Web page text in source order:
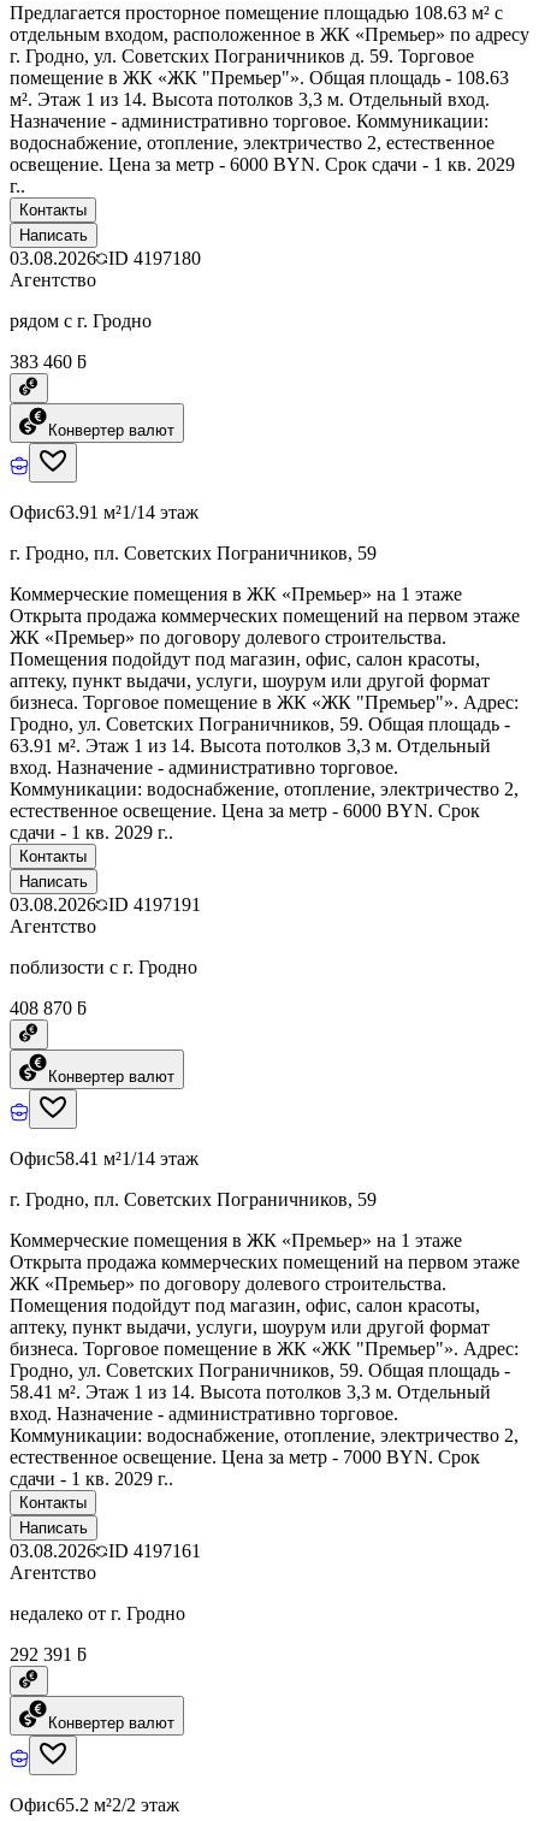
Предлагается просторное помещение площадью 108.63 м² с
отдельным входом, расположенное в ЖК «Премьер» по адресу
г. Гродно, ул. Советских Пограничников д. 59. Торговое
помещение в ЖК «ЖК "Премьер"». Общая площадь - 108.63
м². Этаж 1 из 14. Высота потолков 3,3 м. Отдельный вход.
Назначение - административно торговое. Коммуникации:
водоснабжение, отопление, электричество 2, естественное
освещение. Цена за метр - 6000 BYN. Срок сдачи - 1 кв. 2029
г..
Контакты
Написать
03.08.2026 ID 4197180
Агентство
рядом с г. Гродно
383 460 ƃ
Конвертер валют
Офис63.91 м²1/14 этаж
г. Гродно, пл. Советских Пограничников, 59
Коммерческие помещения в ЖК «Премьер» на 1 этаже
Открыта продажа коммерческих помещений на первом этаже
ЖК «Премьер» по договору долевого строительства.
Помещения подойдут под магазин, офис, салон красоты,
аптеку, пункт выдачи, услуги, шоурум или другой формат
бизнеса. Торговое помещение в ЖК «ЖК "Премьер"». Адрес:
Гродно, ул. Советских Пограничников, 59. Общая площадь -
63.91 м². Этаж 1 из 14. Высота потолков 3,3 м. Отдельный
вход. Назначение - административно торговое.
Коммуникации: водоснабжение, отопление, электричество 2,
естественное освещение. Цена за метр - 6000 BYN. Срок
сдачи - 1 кв. 2029 г..
Контакты
Написать
03.08.2026 ID 4197191
Агентство
поблизости с г. Гродно
408 870 ƃ
Конвертер валют
Офис58.41 м²1/14 этаж
г. Гродно, пл. Советских Пограничников, 59
Коммерческие помещения в ЖК «Премьер» на 1 этаже
Открыта продажа коммерческих помещений на первом этаже
ЖК «Премьер» по договору долевого строительства.
Помещения подойдут под магазин, офис, салон красоты,
аптеку, пункт выдачи, услуги, шоурум или другой формат
бизнеса. Торговое помещение в ЖК «ЖК "Премьер"». Адрес:
Гродно, ул. Советских Пограничников, 59. Общая площадь -
58.41 м². Этаж 1 из 14. Высота потолков 3,3 м. Отдельный
вход. Назначение - административно торговое.
Коммуникации: водоснабжение, отопление, электричество 2,
естественное освещение. Цена за метр - 7000 BYN. Срок
сдачи - 1 кв. 2029 г..
Контакты
Написать
03.08.2026 ID 4197161
Агентство
недалеко от г. Гродно
292 391 ƃ
Конвертер валют
Офис65.2 м²2/2 этаж